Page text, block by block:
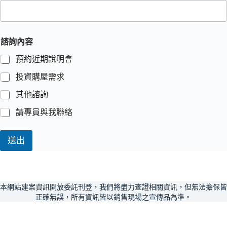
諮詢內容
預約近期說明會
投資購屋需求
其他諮詢
請專員與我聯絡
送出
本網站建案資訊開放委託刊登，我們將盡力查證相關資訊，但無法擔保皆
正確無誤，所有資訊皆以銷售現場之宣傳品為準。